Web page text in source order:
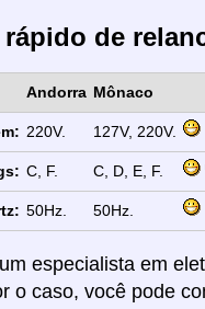
de
Andorra Mônaco
220V. 127V, 220V.
C, F. C, D, E, F.
50Hz. 50Hz.
especialista em
o caso, você pode